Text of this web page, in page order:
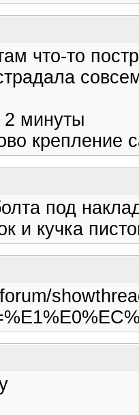
что-то
2 минуты
крепление
под
и кучка